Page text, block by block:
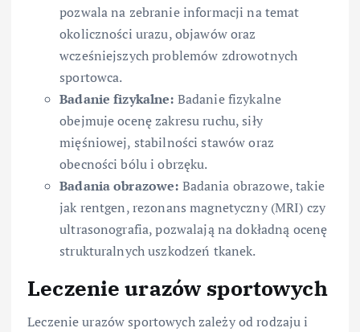
pozwala na zebranie informacji na temat
okoliczności urazu, objawów oraz
wcześniejszych problemów zdrowotnych
sportowca.
Badanie fizykalne: Badanie fizykalne
obejmuje ocenę zakresu ruchu, siły
mięśniowej, stabilności stawów oraz
obecności bólu i obrzęku.
Badania obrazowe: Badania obrazowe, takie
jak rentgen, rezonans magnetyczny (MRI) czy
ultrasonografia, pozwalają na dokładną ocenę
strukturalnych uszkodzeń tkanek.
Leczenie urazów sportowych
Leczenie urazów sportowych zależy od rodzaju i